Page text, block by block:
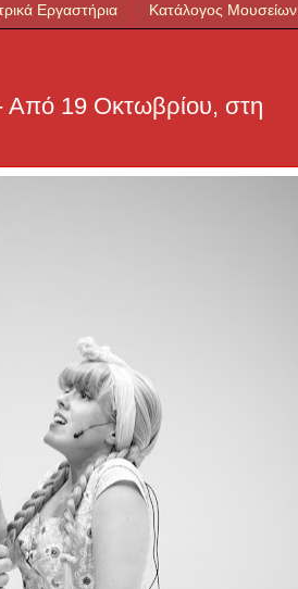
Εργαστήρια Κατάλογος Μουσείων
19 Οκτωβρίου, στη